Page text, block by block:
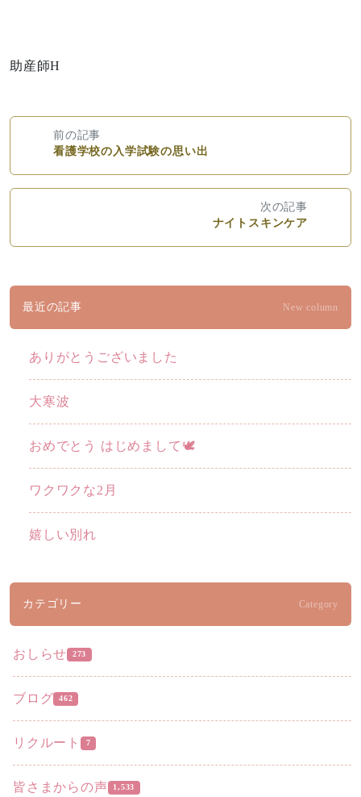
助産師H
前の記事
看護学校の入学試験の思い出
次の記事
ナイトスキンケア
最近の記事 New column
ありがとうございました
大寒波
おめでとう はじめまして🕊️
ワクワクな2月
嬉しい別れ
カテゴリー Category
おしらせ 273
ブログ 462
リクルート 7
皆さまからの声 1,533